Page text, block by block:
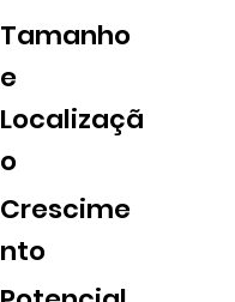
Tamanho
e
Localizaçã
o
Crescime
nto